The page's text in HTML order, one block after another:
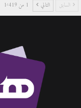
السابق التالي 1 من 1٬419